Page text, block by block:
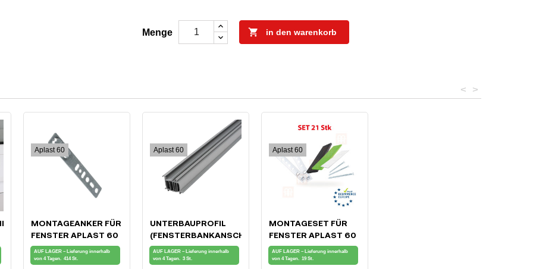
Menge  in den warenkorb
>
<
Aplast 60
MONTAGEANKER FÜR
FENSTER APLAST 60
AUF LAGER – Lieferung innerhalb
von 4 Tagen. 414 St.
Aplast 60
UNTERBAUPROFIL
(FENSTERBANKANSCHLUSSPROFIL)
FÜR APLAST 60
FENSTER
AUF LAGER – Lieferung innerhalb
von 4 Tagen. 3 St.
Aplast 60
MONTAGESET FÜR
FENSTER APLAST 60
AUF LAGER – Lieferung innerhalb
von 4 Tagen. 19 St.